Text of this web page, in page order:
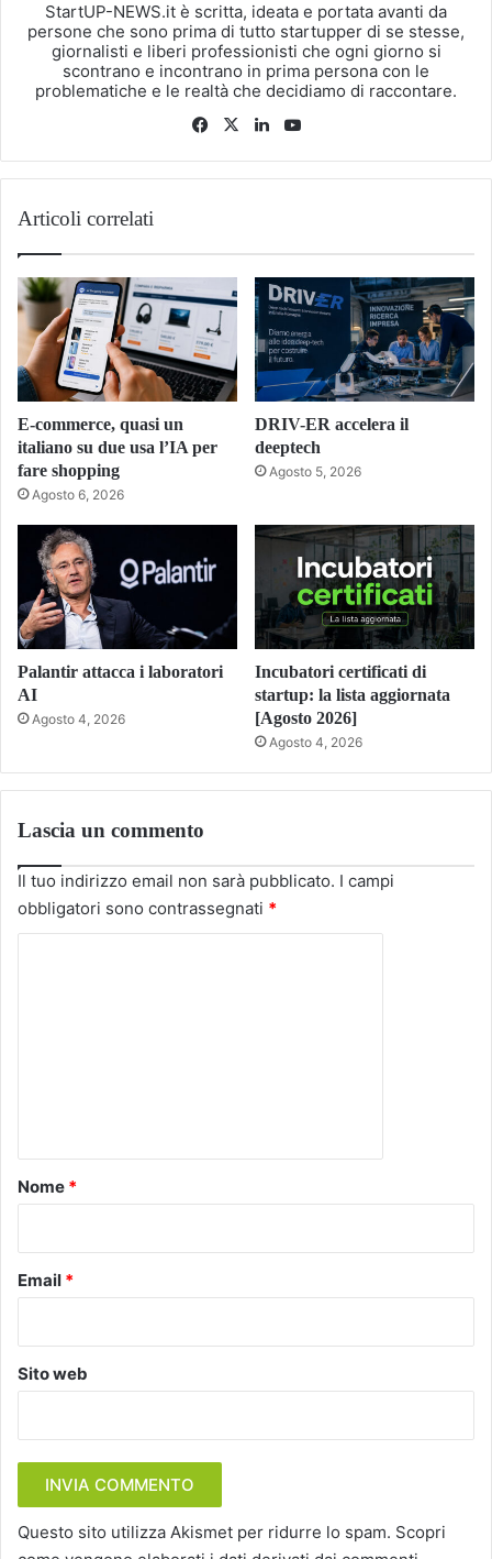
StartUP-NEWS.it è scritta, ideata e portata avanti da
persone che sono prima di tutto startupper di se stesse,
giornalisti e liberi professionisti che ogni giorno si
scontrano e incontrano in prima persona con le
problematiche e le realtà che decidiamo di raccontare.
Facebook
X LinkedIn
Articoli correlati
E-commerce, quasi un
italiano su due usa l’IA per
fare shopping
Agosto 6, 2026
DRIV-ER accelera il
deeptech
Agosto 5, 2026
Palantir attacca i laboratori
AI
Agosto 4, 2026
Incubatori certificati di
startup: la lista aggiornata
[Agosto 2026]
Agosto 4, 2026
Lascia un commento
Il tuo indirizzo email non sarà pubblicato. I campi
obbligatori sono contrassegnati *
o
Nome *
Email *
Sito web
Questo sito utilizza Akismet per ridurre lo spam. Scopri